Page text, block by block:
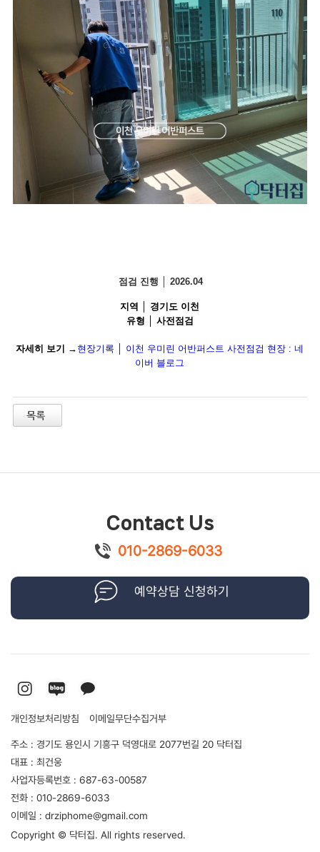
점검 진행 │ 2026.04
지역 │ 경기도 이천
유형 │ 사전점검
자세히 보기 → 현장기록 │ 이천 우미린 어반퍼스트 사전점검 현장 : 네
이버 블로그
Contact Us
010-2869-6033
예약상담 신청하기
개인정보처리방침 이메일무단수집거부
주소 : 경기도 용인시 기흥구 덕영대로 2077번길 20 닥터집
대표 : 최건웅
사업자등록번호 : 687-63-00587
전화 : 010-2869-6033
이메일 : drziphome@gmail.com
Copyright © 닥터집. All rights reserved.